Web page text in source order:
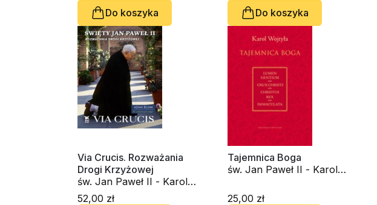
Do koszyka
Do koszyka
Via Crucis. Rozważania
Drogi Krzyżowej
św. Jan Paweł II - Karol
Wojtyła
52,00 zł
Tajemnica Boga
św. Jan Paweł II - Karol
25,00 zł